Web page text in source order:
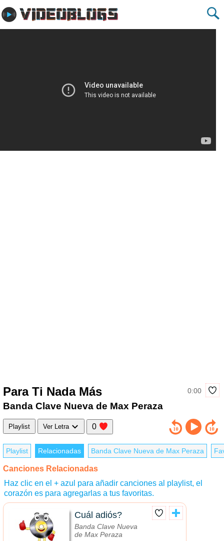
Para Ti Nada Más 0:00
Banda Clave Nueva de Max Peraza
Playlist Ver Letra 0
Playlist Relacionadas Banda Clave Nueva de Max Peraza
Canciones Relacionadas
Haz clic en el + azul para añadir canciones al playlist, el
corazón es para agregarlas a tus favoritas.
Cuál adiós?
Banda Clave Nueva
de Max Peraza